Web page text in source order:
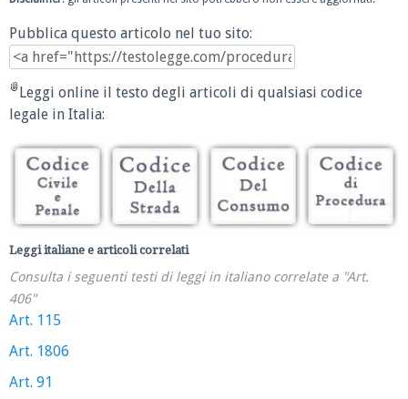
Pubblica questo articolo nel tuo sito:
Leggi online il testo degli articoli di qualsiasi codice
legale in Italia:
Leggi italiane e articoli correlati
Consulta i seguenti testi di leggi in italiano correlate a "Art.
406"
Art. 115
Art. 1806
Art. 91